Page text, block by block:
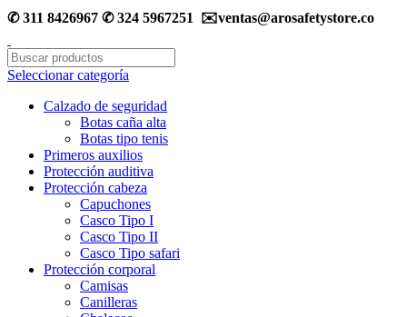
✆ 311 8426967 ✆ 324 5967251 ✉️ventas@arosafetystore.co
Seleccionar categoría
Calzado de seguridad
Botas caña alta
Botas tipo tenis
Primeros auxilios
Protección auditiva
Protección cabeza
Capuchones
Casco Tipo I
Casco Tipo II
Casco Tipo safari
Protección corporal
Camisas
Canilleras